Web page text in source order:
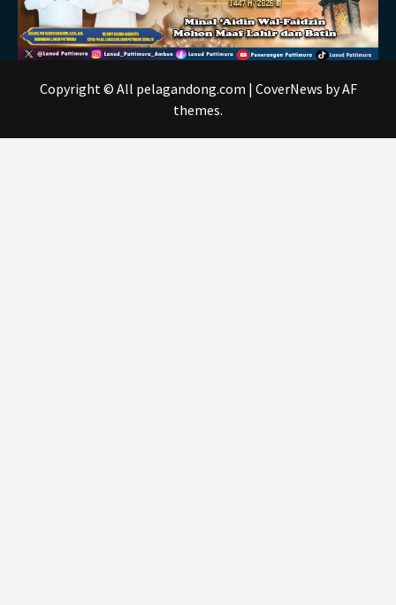
Copyright © All pelagandong.com | CoverNews by AF
themes.